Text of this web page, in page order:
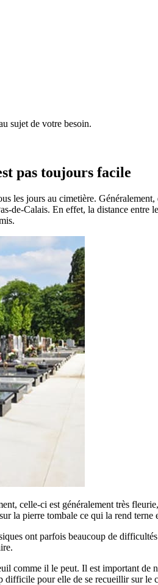
sujet de votre besoin.
pas toujours facile
les jours au cimetière.
de-Calais. En effet, la distance
celle-ci est généralement très
la pierre tombale ce qui la rend terne
ont parfois beaucoup de
comme il le peut. Il est important
pour elle de se recueillir sur